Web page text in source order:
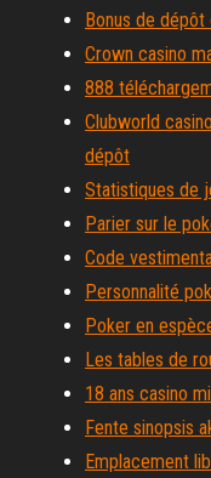
Bonus de dépôt
Crown casino
888
Clubworld
dépôt
Statistiques de
Parier sur le
Code
Personnalité
Poker en
Les tables de
18 ans casino
Fente sinopsis
Emplacement